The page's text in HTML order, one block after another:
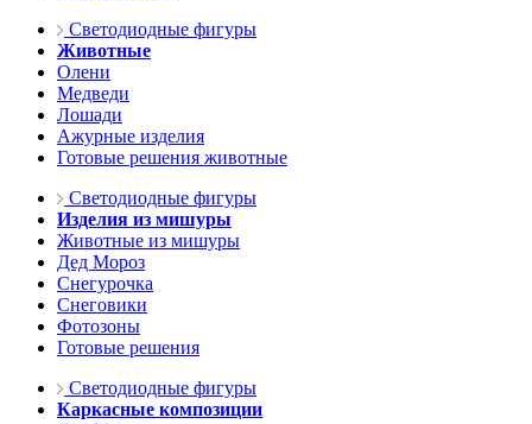
Светодиодные фигуры
Животные
Олени
Медведи
Лошади
Ажурные изделия
Готовые решения животные
Светодиодные фигуры
Изделия из мишуры
Животные из мишуры
Дед Мороз
Снегурочка
Снеговики
Фотозоны
Готовые решения
Светодиодные фигуры
Каркасные композиции